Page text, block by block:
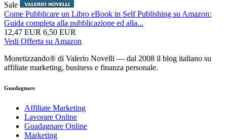
Sale
Come Pubblicare un Libro eBook in Self Publishing su Amazon:
Guida completa alla pubblicazione ed alla...
12,47 EUR 6,50 EUR
Vedi Offerta su Amazon
Monetizzando® di Valerio Novelli — dal 2008 il blog italiano su
affiliate marketing, business e finanza personale.
Guadagnare
Affiliate Marketing
Lavorare Online
Guadagnare Online
Marketing